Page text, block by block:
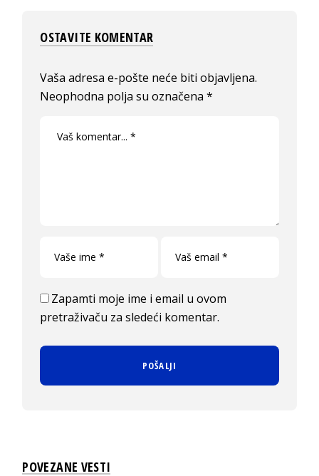
OSTAVITE KOMENTAR
Vaša adresa e-pošte neće biti objavljena.
Neophodna polja su označena*
Zapamti moje ime i email u ovom
pretraživaču za sledeći komentar.
POVEZANE VESTI